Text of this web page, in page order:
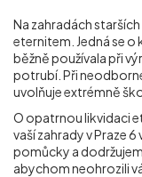
Na zahradách
eternitem. Jedná se o
běžně používala při
potrubí. Při
uvolňuje extrémně
O opatrnou likvidaci
vaší zahrady v Praze 6
pomůcky a
abychom neohrozili